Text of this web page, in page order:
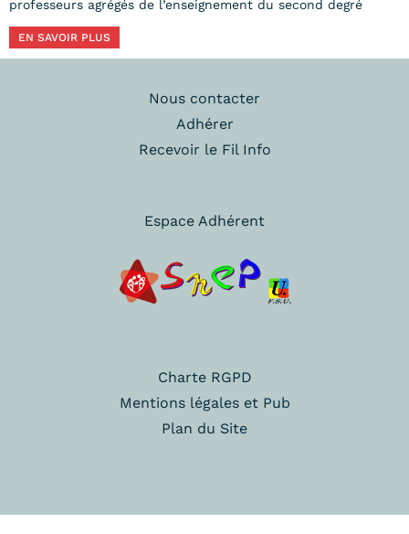
professeurs agrégés de l’enseignement du second degré
EN SAVOIR PLUS
Nous contacter
Adhérer
Recevoir le Fil Info
Espace Adhérent
Charte RGPD
Mentions légales et Pub
Plan du Site